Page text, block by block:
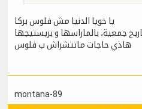
يا خويا الدنيا مش فلوس بركا
جمعية، بالماراسها و بريستيجها
هاذي حاجات ماتتشراش ب فلوس
montana-89